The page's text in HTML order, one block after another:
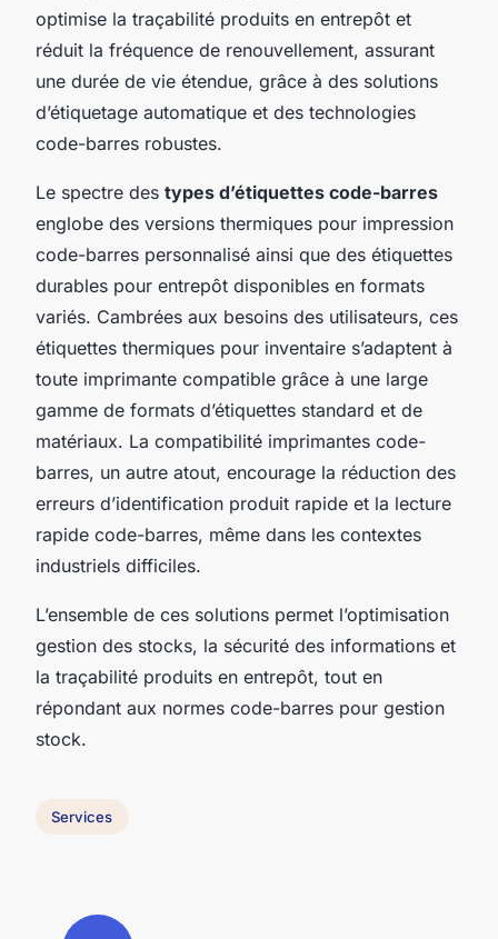
optimise la traçabilité produits en entrepôt et
réduit la fréquence de renouvellement, assurant
une durée de vie étendue, grâce à des solutions
d’étiquetage automatique et des technologies
code-barres robustes.
Le spectre des types d’étiquettes code-barres
englobe des versions thermiques pour impression
code-barres personnalisé ainsi que des étiquettes
durables pour entrepôt disponibles en formats
variés. Cambrées aux besoins des utilisateurs, ces
étiquettes thermiques pour inventaire s’adaptent à
toute imprimante compatible grâce à une large
gamme de formats d’étiquettes standard et de
matériaux. La compatibilité imprimantes code-
barres, un autre atout, encourage la réduction des
erreurs d’identification produit rapide et la lecture
rapide code-barres, même dans les contextes
industriels difficiles.
L’ensemble de ces solutions permet l’optimisation
gestion des stocks, la sécurité des informations et
la traçabilité produits en entrepôt, tout en
répondant aux normes code-barres pour gestion
stock.
Services